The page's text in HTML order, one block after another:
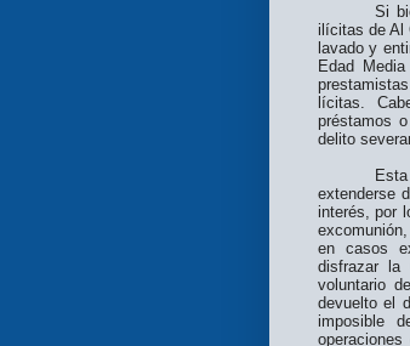
Si
ilícitas de Al
lavado y
Edad
lícitas.
préstamos
delito
extenderse
interés, por
en casos
disfrazar la
voluntario
devuelto el
imposible